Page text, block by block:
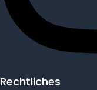
Rechtliches